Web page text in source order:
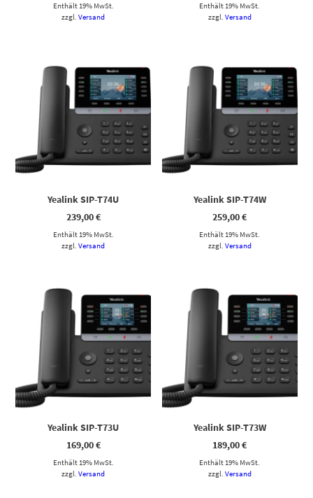
Enthält 19% MwSt.
zzgl.Versand
Enthält 19% MwSt.
zzgl. Versand
Yealink SIP-T74U
239,00€
Enthält 19% MwSt.
zzgl.Versand
Yealink SIP-T74W
259,00€
Enthält 19% MwSt.
zzgl. Versand
Yealink SIP-T73U
169,00€
Enthält 19% MwSt.
zzgl.Versand
Yealink SIP-T73W
189,00€
Enthält 19% MwSt.
zzgl. Versand